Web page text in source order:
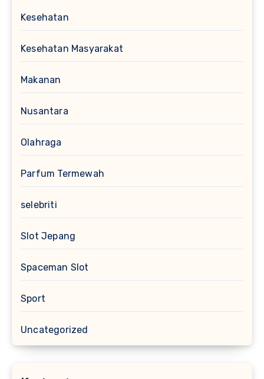
Kesehatan
Kesehatan Masyarakat
Makanan
Nusantara
Olahraga
Parfum Termewah
selebriti
Slot Jepang
Spaceman Slot
Sport
Uncategorized